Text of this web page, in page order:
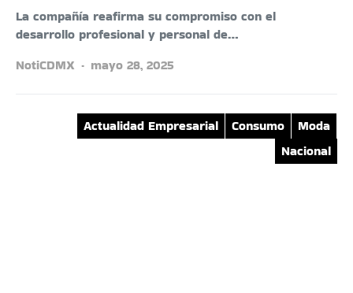
La compañía reafirma su compromiso con el
desarrollo profesional y personal de…
NotiCDMX
mayo 28, 2025
Actualidad Empresarial Consumo
Moda
Nacional